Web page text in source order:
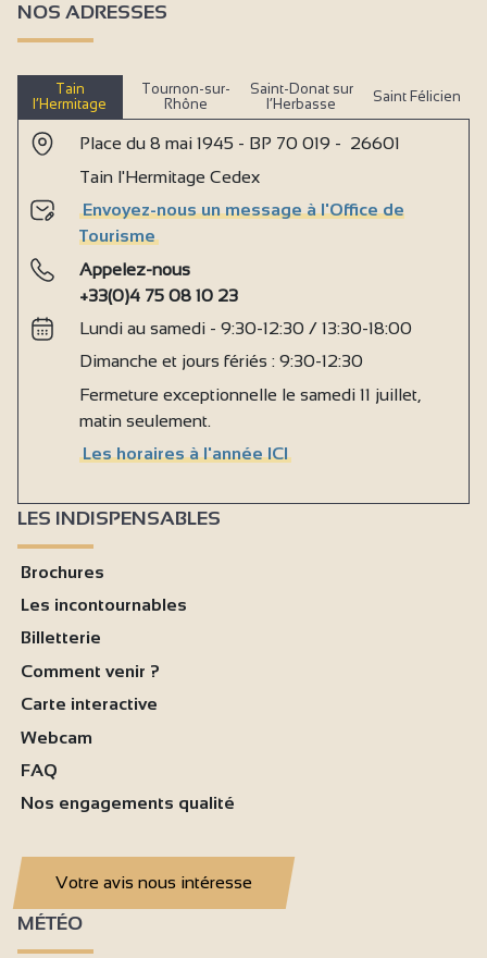
NOS ADRESSES
Tain
l’Hermitage
Tournon-sur-
Rhône
Saint-Donat sur
l’Herbasse
Saint Félicien
Place du 8 mai 1945 - BP 70 019 - 26601
Tain l'Hermitage Cedex
Envoyez-nous un message à l'Office de
Tourisme
Appelez-nous
+33(0)4 75 08 10 23
Lundi au samedi - 9:30-12:30 / 13:30-18:00
Dimanche et jours fériés : 9:30-12:30
Fermeture exceptionnelle le samedi 11 juillet,
matin seulement.
Les horaires à l'année ICI
LES INDISPENSABLES
Brochures
Les incontournables
Billetterie
Comment venir ?
Carte interactive
Webcam
FAQ
Nos engagements qualité
Votre avis nous intéresse
MÉTÉO